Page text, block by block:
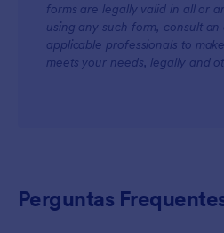
forms are legally valid in all or
using any such form, consult
applicable professionals to
meets your needs, legally and
Perguntas